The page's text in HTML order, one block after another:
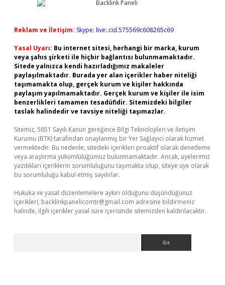
Reklam ve İletişim: Skype: live:.cid.575569c608265c69
Yasal Uyarı: Bu internet sitesi, herhangi bir marka, kurum
veya şahıs şirketi ile hiçbir bağlantısı bulunmamaktadır.
Sitede yalnızca kendi hazırladığımız makaleler
paylaşılmaktadır. Burada yer alan içerikler haber niteliği
taşımamakta olup, gerçek kurum ve kişiler hakkında
paylaşım yapılmamaktadır. Gerçek kurum ve kişiler ile isim
benzerlikleri tamamen tesadüfidir. Sitemizdeki bilgiler
taslak halindedir ve tavsiye niteliği taşımazlar.
Sitemiz, 5651 Sayılı Kanun gereğince Bilgi Teknolojileri ve İletişim
Kurumu (BTK) tarafından onaylanmış bir Yer Sağlayıcı olarak hizmet
vermektedir. Bu nedenle, sitedeki içerikleri proaktif olarak denetleme
veya araştırma yükümlülüğümüz bulunmamaktadır. Ancak, üyelerimiz
yazdıkları içeriklerin sorumluluğunu taşımakta olup, siteye üye olarak
bu sorumluluğu kabul etmiş sayılırlar.
Hukuka ve yasal düzenlemelere aykırı olduğunu düşündüğünüz
içerikleri, backlinkpanelicomtr@gmail.com adresine bildirmeniz
halinde, ilgili içerikler yasal süre içerisinde sitemizden kaldırılacaktır.